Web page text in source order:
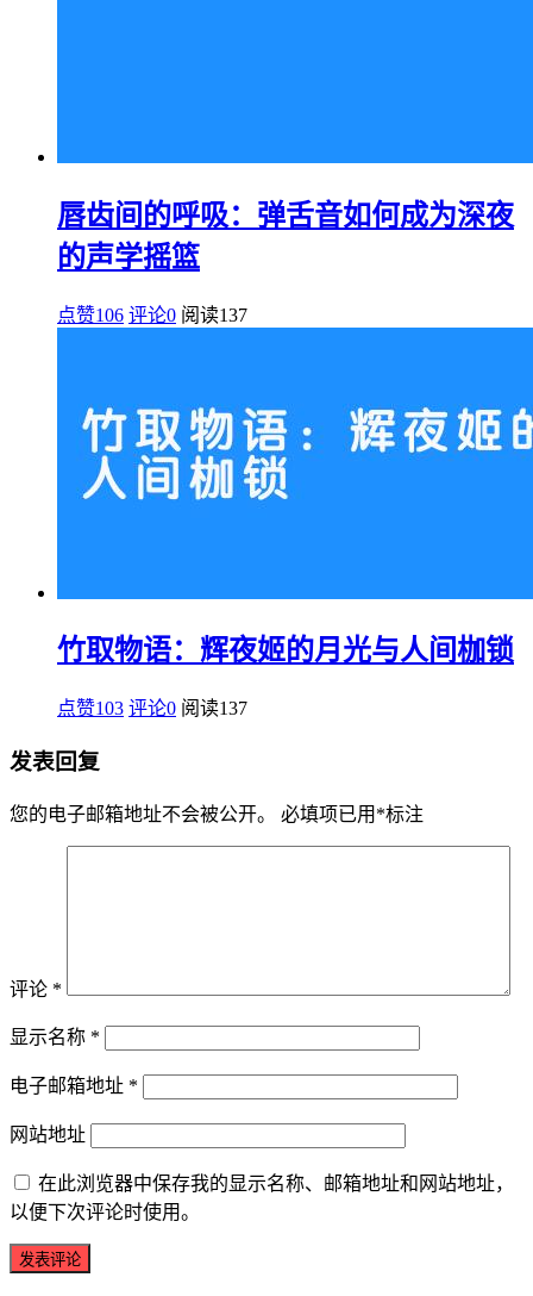
唇齿间的呼吸：弹舌音如何成为深夜
的声学摇篮
点赞106 评论0 阅读137
竹取物语：辉夜姬的月光与人间枷锁
点赞103 评论0 阅读137
发表回复
您的电子邮箱地址不会被公开。 必填项已用 *标注
评论 *
显示名称 *
电子邮箱地址 *
网站地址
在此浏览器中保存我的显示名称、邮箱地址和网站地址，
以便下次评论时使用。